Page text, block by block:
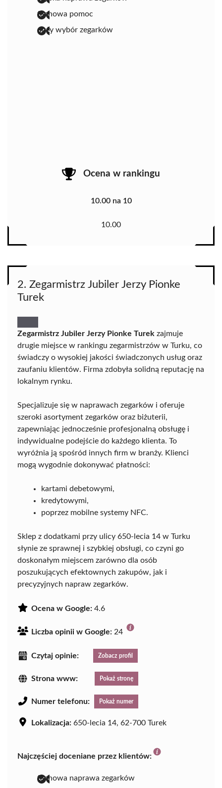
fachowa pomoc
duży wybór zegarków
Ocena w rankingu
10.00 na 10
10.00
2. Zegarmistrz Jubiler Jerzy Pionke
Turek
Zegarmistrz Jubiler Jerzy Pionke Turek zajmuje
drugie miejsce w rankingu zegarmistrzów w Turku, co
świadczy o wysokiej jakości świadczonych usług oraz
zaufaniu klientów. Firma zdobyła solidną reputację na
lokalnym rynku.
Specjalizuje się w naprawach zegarków i oferuje
szeroki asortyment zegarków oraz biżuterii,
zapewniając jednocześnie profesjonalną obsługę i
indywidualne podejście do każdego klienta. To
wyróżnia ją spośród innych firm w branży. Klienci
mogą wygodnie dokonywać płatności:
kartami debetowymi,
kredytowymi,
poprzez mobilne systemy NFC.
Sklep z dodatkami przy ulicy 650-lecia 14 w Turku
słynie ze sprawnej i szybkiej obsługi, co czyni go
doskonałym miejscem zarówno dla osób
poszukujących efektownych zakupów, jak i
precyzyjnych napraw zegarków.
Ocena w Google: 4.6
Liczba opinii w Google: 24
Czytaj opinie: Zobacz profil
Strona www: Pokaż stronę
Numer telefonu: Pokaż numer
Lokalizacja: 650-lecia 14, 62-700 Turek
Najczęściej doceniane przez klientów:
fachowa naprawa zegarków